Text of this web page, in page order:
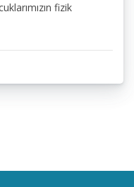
fizik